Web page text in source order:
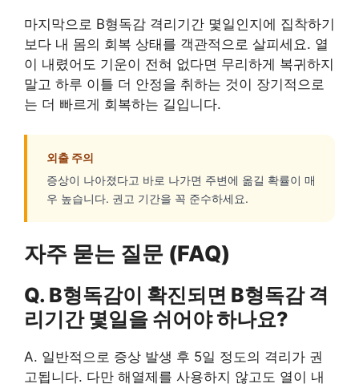
마지막으로 B형독감 격리기간 몇일인지에 집착하기
보다 내 몸의 회복 상태를 객관적으로 살피세요. 열
이 내렸어도 기운이 전혀 없다면 무리하게 복귀하지
말고 하루 이틀 더 안정을 취하는 것이 장기적으로
는 더 빠르게 회복하는 길입니다.
외출 주의
증상이 나아졌다고 바로 나가면 주변에 옮길 확률이 매
우 높습니다. 권고 기간을 꼭 준수하세요.
자주 묻는 질문 (FAQ)
Q. B형독감이 확진되면 B형독감 격
리기간 몇일을 쉬어야 하나요?
A. 일반적으로 증상 발생 후 5일 정도의 격리가 권
고됩니다. 다만 해열제를 사용하지 않고도 열이 내